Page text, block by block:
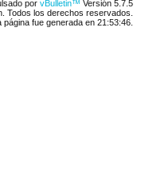
por vBulletin™ Versión 5.7.5
Todos los derechos reservados.
fue generada en 21:53:46.